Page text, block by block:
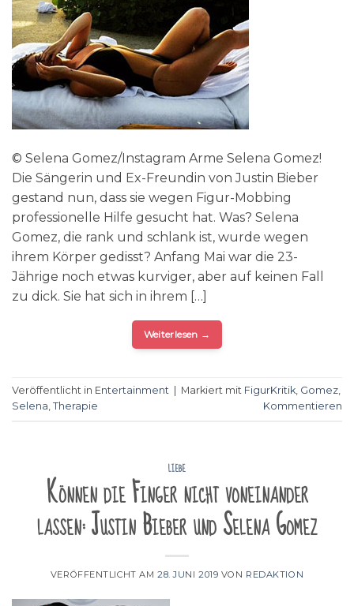
© Selena Gomez/Instagram Arme Selena Gomez!
Die Sängerin und Ex-Freundin von Justin Bieber
gestand nun, dass sie wegen Figur-Mobbing
professionelle Hilfe gesucht hat. Was? Selena
Gomez, die rank und schlank ist, wurde wegen
ihrem Körper gedisst? Anfang Mai war die 23-
Jährige noch etwas kurviger, aber auf keinen Fall
zu dick. Sie hat sich in ihrem […]
Weiterlesen →
Veröffentlicht in Entertainment Markiert mit FigurKritik Gomez
Selena Therapie Kommentieren
LIEBE
Können die Finger nicht voneinander
lassen: Justin Bieber und Selena Gomez
VERÖFFENTLICHT AM 28. JUNI 2019 VON REDAKTION